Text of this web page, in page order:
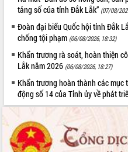
phát triển mới
Thường trực HĐND tỉnh Đắk Lắk gặp
mặt Đoàn chuyên gia y tế TP. Hồ Chí
Minh
Lễ truy điệu và an táng hài cốt liệt sĩ
tại Nghĩa trang Liệt sĩ xã Sơn Hòa
Bàn giải pháp tháo gỡ khó khăn trong
xuất khẩu sầu riêng và triển khai quy
Thứ trưởng Bộ Nông nghiệp và Môi
trường Nguyễn Hoàng Hiệp khảo sát
THỐNG KÊ TRUY CẬP
Hôm nay: 26120
Tất cả: 66111788
tảng số của tỉnh Đắk Lắk” (07/08/
Đoàn đại biểu Quốc hội tỉnh Đắk
chống tội phạm (06/08/2026, 18:32)
Khẩn trương rà soát, hoàn thiện
Lắk năm 2026 (06/08/2026, 18:27)
Khẩn trương hoàn thành các mục
động số 14 của Tỉnh ủy về phát